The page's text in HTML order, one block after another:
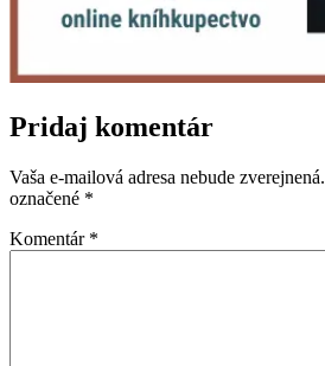
Pridaj komentár
Vaša e-mailová adresa nebude zverejnená.
označené *
Komentár *